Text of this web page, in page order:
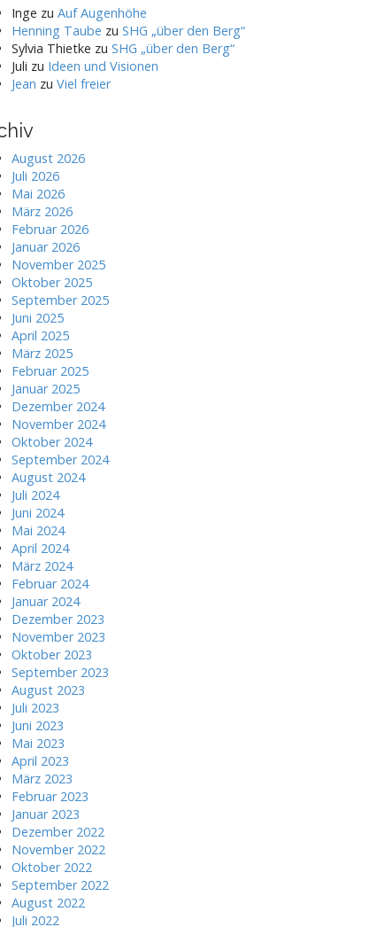
Inge zu Auf Augenhöhe
Henning Taube zu SHG „über den Berg“
Sylvia Thietke zu SHG „über den Berg“
Juli zu Ideen und Visionen
Jean zu Viel freier
August 2026
Juli 2026
Mai 2026
März 2026
Februar 2026
Januar 2026
November 2025
Oktober 2025
September 2025
Juni 2025
April 2025
März 2025
Februar 2025
Januar 2025
Dezember 2024
November 2024
Oktober 2024
September 2024
August 2024
Juli 2024
Juni 2024
Mai 2024
April 2024
März 2024
Februar 2024
Januar 2024
Dezember 2023
November 2023
Oktober 2023
September 2023
August 2023
Juli 2023
Juni 2023
Mai 2023
April 2023
März 2023
Februar 2023
Januar 2023
Dezember 2022
November 2022
Oktober 2022
September 2022
August 2022
Juli 2022